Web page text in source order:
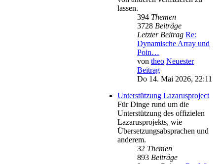
lassen.
394 Themen
3728 Beiträge
Letzter Beitrag Re:
Dynamische Array und
Poin…
von theo Neuester
Beitrag
Do 14. Mai 2026, 22:11
Unterstützung Lazarusproject
Für Dinge rund um die
Unterstützung des offizielen
Lazarusprojekts, wie
Übersetzungsabsprachen und
anderem.
32 Themen
893 Beiträge